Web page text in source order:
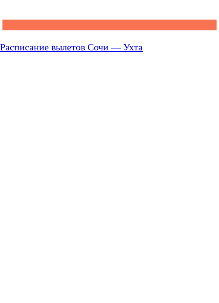
Расписание вылетов Сочи — Ухта